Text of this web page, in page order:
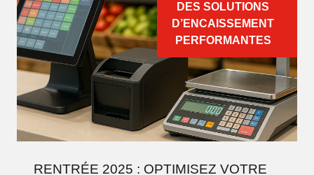
RENTRÉE 2025 : OPTIMISEZ VOTRE
DES SOLUTIONS
D’ENCAISSEMENT
PERFORMANTES